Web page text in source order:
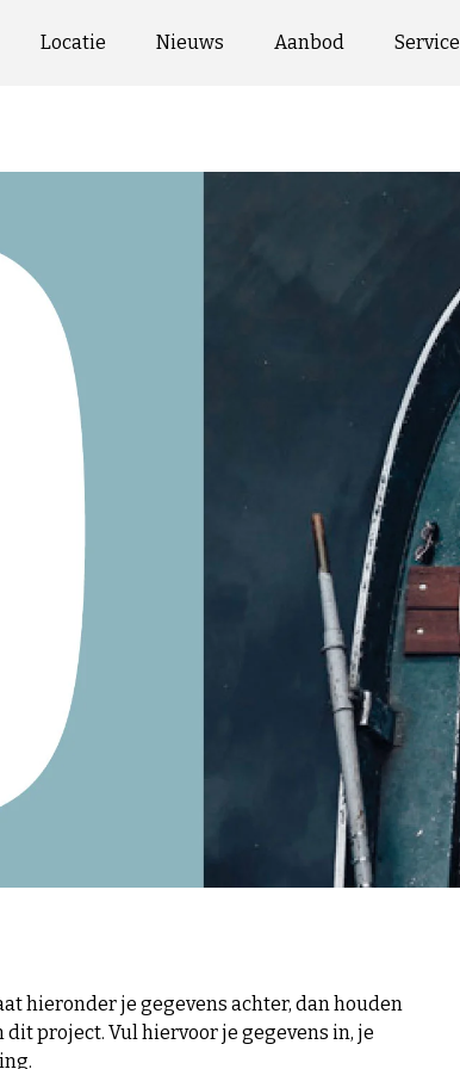
Locatie Nieuws Aanbod Service
hieronder je gegevens achter, dan houden
dit project. Vul hiervoor je gegevens in, je